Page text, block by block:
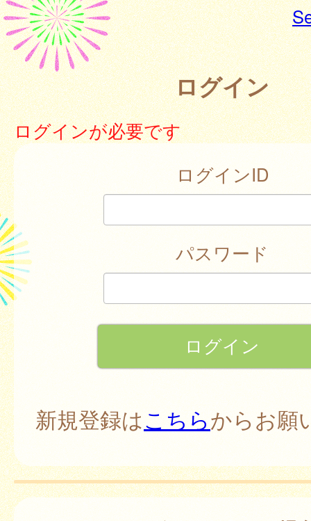
ログイン
ログインが必要です
ログインID
パスワード
新規登録はこちらからお願